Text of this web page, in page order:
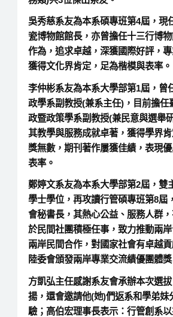
吳秀慈系友為本系碩專班第4屆，現
瓷博物館館長，亦曾擔任十三行博
作為，追求卓越，深獲國際好評，專
獲得文化界肯定，足為楷模與表率。
李仲彬系友為本系大學部第1屆，曾
政學系副教授(兼系主任)，目前擔任
政暨政策學系副教授(兼民意與選舉
其教學與服務成就卓著，獲得學界
獎無數，期刊著作屢獲佳績，表現
表率。
鄭婷文系友為本系大學部第2屆，雙
學士學位，再攻讀行管碩專班第8屆
會秘書長，其熱心公益、服務人群，
於民間社團積極任事，致力推動兩
兩岸民間合作，對國家社會有卓越
陸委會頒發兩岸專業交流績優團體獎
方凱弘主任感謝系友會承辦本次選
揚，還會邀請他(她)們返系和學弟妹
驗；高伯宏理事長表示：行管創系